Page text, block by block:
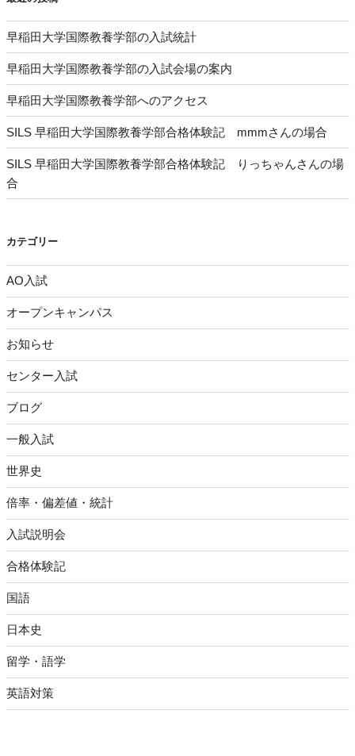
早稲田大学国際教養学部の入試統計
早稲田大学国際教養学部の入試会場の案内
早稲田大学国際教養学部へのアクセス
SILS 早稲田大学国際教養学部合格体験記 mmmさんの場合
SILS 早稲田大学国際教養学部合格体験記 りっちゃんさんの場
合
カテゴリー
AO入試
オープンキャンパス
お知らせ
センター入試
ブログ
一般入試
世界史
倍率・偏差値・統計
入試説明会
合格体験記
国語
日本史
留学・語学
英語対策